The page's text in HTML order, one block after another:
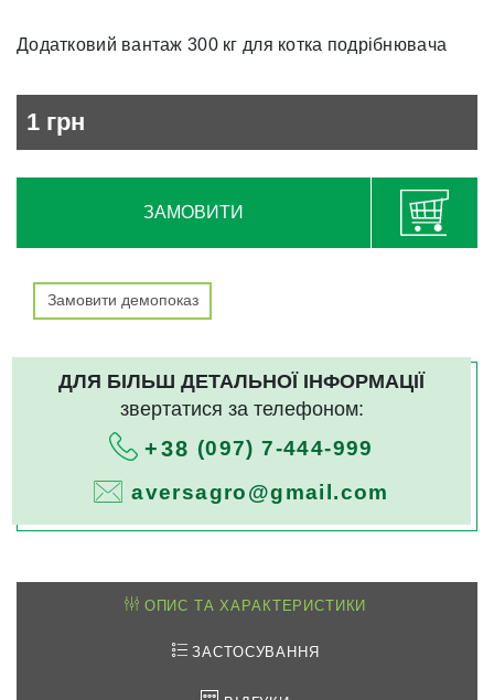
Додатковий вантаж 300 кг для котка подрібнювача
1 грн
ЗАМОВИТИ
Замовити демопоказ
ДЛЯ БІЛЬШ ДЕТАЛЬНОЇ ІНФОРМАЦІЇ
звертатися за телефоном:
+38 (097) 7-444-999
aversagro@gmail.com
ОПИС ТА ХАРАКТЕРИСТИКИ
ЗАСТОСУВАННЯ